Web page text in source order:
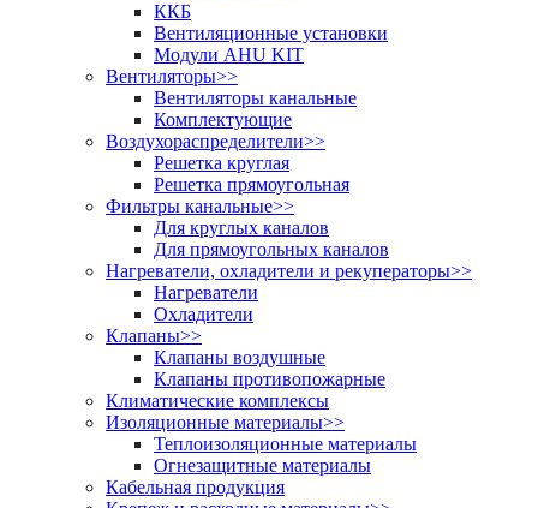
ККБ
Вентиляционные установки
Модули AHU KIT
Вентиляторы>>
Вентиляторы канальные
Комплектующие
Воздухораспределители>>
Решетка круглая
Решетка прямоугольная
Фильтры канальные>>
Для круглых каналов
Для прямоугольных каналов
Нагреватели, охладители и рекуператоры>>
Нагреватели
Охладители
Клапаны>>
Клапаны воздушные
Клапаны противопожарные
Климатические комплексы
Изоляционные материалы>>
Теплоизоляционные материалы
Огнезащитные материалы
Кабельная продукция